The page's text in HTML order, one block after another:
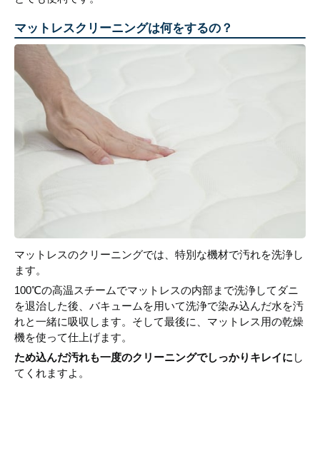
マットレスクリーニングは何をするの？
マットレスのクリーニングでは、特別な機材で汚れを洗浄し
ます。
100℃の高温スチームでマットレスの内部まで洗浄してダニ
を退治した後、バキュームを用いて洗浄で染み込んだ水を汚
れと一緒に吸収します。そして最後に、マットレス用の乾燥
機を使って仕上げます。
ため込んだ汚れも一度のクリーニングでしっかりキレイに し
てくれますよ。